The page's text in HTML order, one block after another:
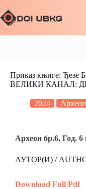
Приказ књиге: Ђезе
ВЕЛИКИ КАНАЛ:
2024 Археон
Aрхеон бр.6, Год. 6
АУТОР(И) /
Download Full Pdf